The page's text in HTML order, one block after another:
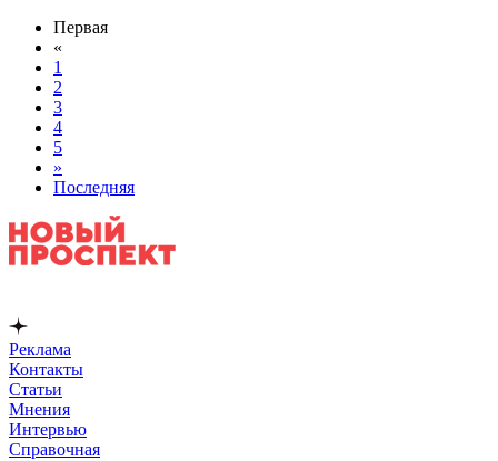
Первая
«
1
2
3
4
5
»
Последняя
Реклама
Контакты
Статьи
Мнения
Интервью
Справочная